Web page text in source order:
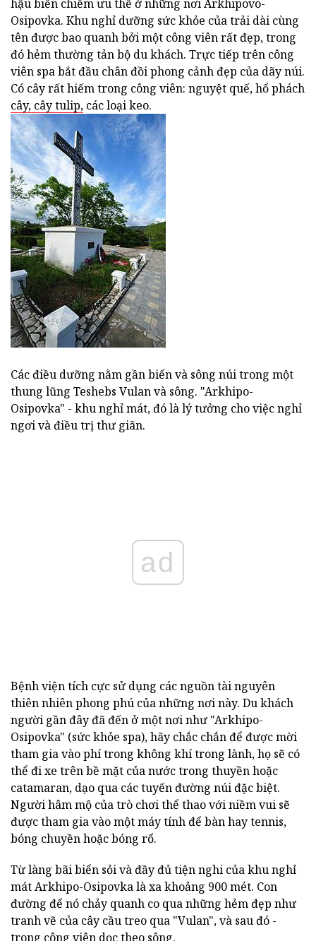
hậu biển chiếm ưu thế ở những nơi Arkhipovo-
Osipovka. Khu nghỉ dưỡng sức khỏe của trải dài cùng
tên được bao quanh bởi một công viên rất đẹp, trong
đó hẻm thường tản bộ du khách. Trực tiếp trên công
viên spa bắt đầu chân đồi phong cảnh đẹp của dãy núi.
Có cây rất hiếm trong công viên: nguyệt quế, hổ phách
cây, cây tulip, các loại keo.
Các điều dưỡng nằm gần biển và sông núi trong một
thung lũng Teshebs Vulan và sông. "Arkhipo-
Osipovka" - khu nghỉ mát, đó là lý tưởng cho việc nghỉ
ngơi và điều trị thư giãn.
ad
Bệnh viện tích cực sử dụng các nguồn tài nguyên
thiên nhiên phong phú của những nơi này. Du khách
người gần đây đã đến ở một nơi như "Arkhipo-
Osipovka" (sức khỏe spa), hãy chắc chắn để được mời
tham gia vào phí trong không khí trong lành, họ sẽ có
thể đi xe trên bề mặt của nước trong thuyền hoặc
catamaran, dạo qua các tuyến đường núi đặc biệt.
Người hâm mộ của trò chơi thể thao với niềm vui sẽ
được tham gia vào một máy tính để bàn hay tennis,
bóng chuyền hoặc bóng rổ.
Từ làng bãi biển sỏi và đầy đủ tiện nghi của khu nghỉ
mát Arkhipo-Osipovka là xa khoảng 900 mét. Con
đường để nó chảy quanh co qua những hẻm đẹp như
tranh vẽ của cây cầu treo qua "Vulan", và sau đó -
trong công viên dọc theo sông.